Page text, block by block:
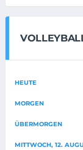
HEUTE
MORGEN
ÜBERMORGEN
MITTWOCH, 12.